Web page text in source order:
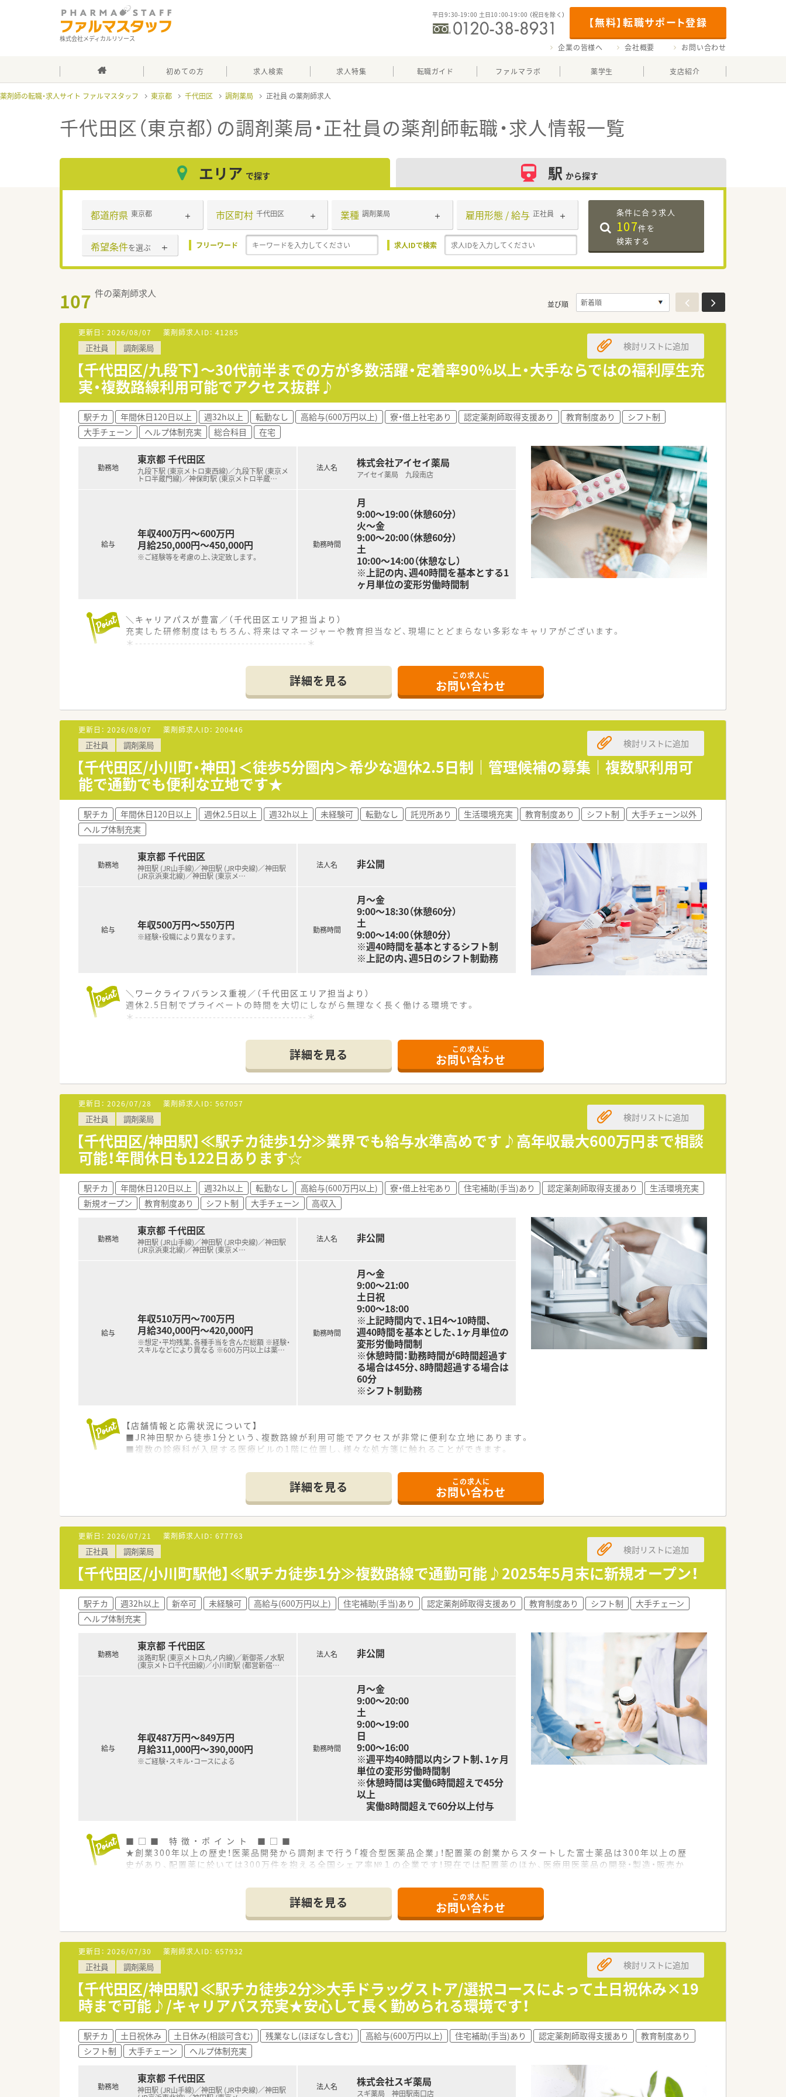
株式会社メディカルリソース
【無料】転職サポート登録
平日9：30-19：00 土日10：00-19：00 （祝日を除く）
企業の皆様へ 会社概要 お問い合わせ
初めての方 求人検索 求人特集 転職ガイド ファルマラボ 薬学生 支店紹介
薬剤師の転職・求人サイト ファルマスタッフ 東京都 千代田区 調剤薬局 正社員
千代田区（東京都）の調剤薬局・正社員の薬剤師転職・求人情報一覧
エリア で探す 駅 から探す
都道府県 東京都 市区町村 千代田区 業種 調剤薬局 雇用形態 / 給与 正社員
希望条件を選ぶ フリーワード 求人IDで検索
条件に合う求人
107件を
検索する
107 件の薬剤師求人
並び順
更新日： 2026/08/07 薬剤師求人ID： 41285
正社員 調剤薬局
【千代田区/九段下】～30代前半までの方が多数活躍・定着率90％以上・大手ならではの福利厚生充
実・複数路線利用可能でアクセス抜群♪
検討リストに追加
駅チカ 年間休日120日以上 週32h以上 転勤なし 高給与(600万円以上) 寮・借上社宅あり 認定薬剤師取得支援あり 教育制度あり
シフト制
大手チェーン
ヘルプ体制充実 総合科目 在宅
勤務地
東京都 千代田区
九段下駅 (東京メトロ東西線)／九段下駅 (東京メ
トロ半蔵門線)／神保町駅 (東京メトロ半蔵…
給与
年収400万円～600万円
月給250,000円～450,000円
※ご経験等を考慮の上、決定致します。
法人名 株式会社アイセイ薬局
アイセイ薬局 九段南店
勤務時間
月
9:00～19:00（休憩60分）
火～金
9:00～20:00（休憩60分）
土
10:00～14:00（休憩なし）
※上記の内、週40時間を基本とする1
ヶ月単位の変形労働時間制
＼キャリアパスが豊富／（千代田区エリア担当より）
充実した研修制度はもちろん、将来はマネージャーや教育担当など、現場にとどまらない多彩なキャリアがございます。
＊------------------------------------------＊
■九段下駅から徒歩2分という好立地にあり、通勤の負担が少なく毎日の通勤が非常に快適な職場環境となっています。
■総合科目の処方箋を1日あたり100枚から120枚程度応需しており、幅広い知識を身につけられる充実した環境です。
■薬剤師6名と事務2名が在籍し、十分な人員体制で協力しながらスムーズに日々の業務を進めることが可能です。
【法人特徴について】
■全国に約400店舗を展開し、医療モール開発のパイオニアとして年間を通して安定した新規出店を続けています。
■経営陣に薬剤師が多く在籍しているため現場への理解が非常に深く、働きやすい職場環境づくりに注力しています。
■国が推進する患者のための薬局ビジョンを先導し、地域に根差した医療の提供を積極的に行っている安定企業です。
【こんな方が活躍中】
■仕事と家庭を両立しながら、時短勤務制度や各種サポートを活用してイキイキと働いているママさん薬剤師の方々です。
■認定薬剤師の資格取得に向けた支援制度を活用し、自己研鑽に励みながら専門性を高めている成長意欲の強い方々です。
■患者様一人ひとりとじっくり向き合い、地域医療の最前線でかかりつけ薬剤師として責任を持って活躍している方々です。
詳細を見る この求人に
お問い合わせ
更新日： 2026/08/07 薬剤師求人ID： 200446
正社員 調剤薬局
【千代田区/小川町・神田】＜徒歩5分圏内＞希少な週休2.5日制｜管理候補の募集｜複数駅利用可
能で通勤でも便利な立地です★
検討リストに追加
駅チカ 年間休日120日以上 週休2.5日以上 週32h以上 未経験可 転勤なし 託児所あり 生活環境充実 教育制度あり シフト制
大手チェーン以外
ヘルプ体制充実
勤務地
東京都 千代田区
神田駅 (JR山手線)／神田駅 (JR中央線)／神田駅
(JR京浜東北線)／神田駅 (東京メ…
給与 年収500万円～550万円
※経験・役職により異なります。
法人名 非公開
勤務時間
月～金
9:00～18:30（休憩60分）
土
9:00～14:00（休憩0分）
※週40時間を基本とするシフト制
※上記の内、週5日のシフト制勤務
＼ワークライフバランス重視／（千代田区エリア担当より）
週休2.5日制でプライベートの時間を大切にしながら無理なく長く働ける環境です。
＊------------------------------------------＊
■最寄りの小川町駅、淡路町駅、神田駅から徒歩2分ほどと、複数路線が利用可能でアクセス抜群です。
■応需科目は内科、外科、皮膚科、心療内科の処方箋を面で受け付けております。
■1983年の設立以来、医療・福祉業界の調剤薬局として長い歴史を持ち、安定した経営を続けています。
■東京、埼玉、新潟、栃木にグループ全体で約10店舗の調剤薬局を幅広く展開しています。
■30代後半の2代目社長が牽引しており、風通しの良い組織運営が期待できる環境です。
【職場環境と雰囲気】
■店舗は移転したばかりで非常に綺麗であり、清潔感のある快適な環境で勤務することができます。
■2階にはコーヒーブースが設置された休憩室があり、リラックスしてゆったりと休むことが可能です。
■ワークライフバランスを大切にしながらメリハリをつけて効率よく働きたい方が多数活躍しています。
詳細を見る この求人に
お問い合わせ
更新日： 2026/07/28 薬剤師求人ID： 567057
正社員 調剤薬局
【千代田区/神田駅】≪駅チカ徒歩1分≫業界でも給与水準高めです♪高年収最大600万円まで相談
可能！年間休日も122日あります☆
検討リストに追加
駅チカ 年間休日120日以上 週32h以上 転勤なし 高給与(600万円以上) 寮・借上社宅あり 住宅補助(手当)あり 認定薬剤師取得支援あり
生活環境充実
新規オープン
教育制度あり シフト制 大手チェーン 高収入
勤務地
東京都 千代田区
神田駅 (JR山手線)／神田駅 (JR中央線)／神田駅
(JR京浜東北線)／神田駅 (東京メ…
給与
年収510万円～700万円
月給340,000円～420,000円
※想定・平均残業、各種手当を含んだ総額 ※経験・
スキルなどにより異なる ※600万円以上は薬…
法人名 非公開
勤務時間
月～金
9:00～21:00
土日祝
9:00～18:00
※上記時間内で、1日4～10時間、
週40時間を基本とした、1ヶ月単位の
変形労働時間制
※休憩時間：勤務時間が6時間超過す
る場合は45分、8時間超過する場合は
60分
※シフト制勤務
【店舗情報と応需状況について】
■JR神田駅から徒歩1分という、複数路線が利用可能でアクセスが非常に便利な立地にあります。
■複数の診療科が入居する医療ビルの1階に位置し、様々な処方箋に触れることができます。
■事業が好調なための増員募集であり、企業の成長を共に支えてくださる方を求めています。
■店舗ごとの独立採算制を導入しており、経営的な視点を持って業務に取り組める方を歓迎します。
■管理薬剤師のご経験や在宅医療のご経験をお持ちの方は、即戦力として大いにご活躍いただけます。
【法人特徴について】
■日本で初めて医療モールを創設したパイオニア企業で、全店舗を直営で展開しています。
■創業以来45期連続で増収増益を達成しており、無借金経営という抜群の安定性を誇ります。
■薬局事業以外にも医師の人材紹介や医療ビル開発を手掛け、多角的な経営基盤を確立しています。
【勤務実態について】
■年間休日は122日と大変充実しており、オンとオフのメリハリをつけた働き方が可能です。
■最大7連休のサマーホリデー制度は取得率84%と高く、しっかりとリフレッシュできます。
詳細を見る この求人に
お問い合わせ
更新日： 2026/07/21 薬剤師求人ID： 677763
正社員 調剤薬局
【千代田区/小川町駅他】≪駅チカ徒歩1分≫複数路線で通勤可能♪2025年5月末に新規オープン！
検討リストに追加
駅チカ 週32h以上 新卒可 未経験可 高給与(600万円以上) 住宅補助(手当)あり 認定薬剤師取得支援あり 教育制度あり シフト制
大手チェーン
ヘルプ体制充実
勤務地
東京都 千代田区
淡路町駅 (東京メトロ丸ノ内線)／新御茶ノ水駅
(東京メトロ千代田線)／小川町駅 (都営新宿…
給与
年収487万円～849万円
月給311,000円～390,000円
※ご経験・スキル・コースによる
法人名 非公開
勤務時間
月～金
9:00～20:00
土
9:00～19:00
日
9:00～16:00
※週平均40時間以内シフト制、1ヶ月
単位の変形労働時間制
※休憩時間は実働6時間超えで45分
以上
実働8時間超えで60分以上付与
■ □ ■ 特 徴 ・ ポ イ ン ト ■ □ ■
★創業300年以上の歴史！医薬品開発から調剤まで行う「複合型医薬品企業」！配置薬の創業からスタートした富士薬品は300年以上の歴
史があり、配置薬に於いては300万件を抱える全国シェア率№１の企業です！現在では配置薬のほか、医療用医薬品の開発・製造・販売か
グループ全体で全国に1,357店舗を展開する当社は、゛地域の健康インフラ“をテーマに取り組んでおります！医薬品の開発～調剤まで行
っている富士薬品の強みを活かし、地域の健康ニーズをカバーできる店舗をづくりを心掛け、『何かあれば富士薬品へ相談しよう！』とい
う地域密着薬局を目指しております！
★働きやすい企業へ！2年連続で「健康経営優良法人」の資格取得！育児休暇制度、育児時短勤務制度は共に業界最長クラスで、女性が安心
して活躍できる環境です！残業時間については各エリアマネージャーに削減目標値が定められており、会社全体で平均で月6～10時間に
抑えられております！
★「えるぼし最高位３つ星認定」を取得！
女性の活躍を推進する企業として国から認められた証であり、女性の活躍を応援する企業です！
育児休暇の延長が3歳まで可能や育児ギフト制度、男性の育児休暇取得の促進など、ライフイベントの影響を受けやすい女性が、長期的
に活躍できる仕組みづくりに挑戦しております！
ドラッグストアをメインに展開する富士薬品ですが、店舗出店形態は多種多様です！
ドラッグ併設店は勿論のこよ、調剤単独店の出店があるほか、応需形態も総合病院門前型、クリニックモール型、医療ヴィレッジ型、面応
詳細を見る この求人に
お問い合わせ
更新日： 2026/07/30 薬剤師求人ID： 657932
正社員 調剤薬局
【千代田区/神田駅】≪駅チカ徒歩2分≫大手ドラッグストア/選択コースによって土日祝休み×19
時まで可能♪/キャリアパス充実★安心して長く勤められる環境です！
検討リストに追加
駅チカ 土日祝休み 土日休み(相談可含む) 残業なし(ほぼなし含む) 高給与(600万円以上) 住宅補助(手当)あり 認定薬剤師取得支援あり
教育制度あり
シフト制
大手チェーン ヘルプ体制充実
勤務地
東京都 千代田区
神田駅 (JR山手線)／神田駅 (JR中央線)／神田駅 法人名 株式会社スギ薬局
スギ薬局 神田駅南口店